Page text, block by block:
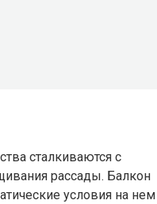
сталкиваются с
рассады. Балкон
условия на нем